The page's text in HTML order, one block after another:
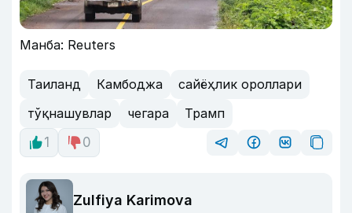
Манба: Reuters
Таиланд Камбоджа
сайёҳлик ороллари
тўқнашувлар
чегара
Трамп
1
0
Zulfiya Karimova